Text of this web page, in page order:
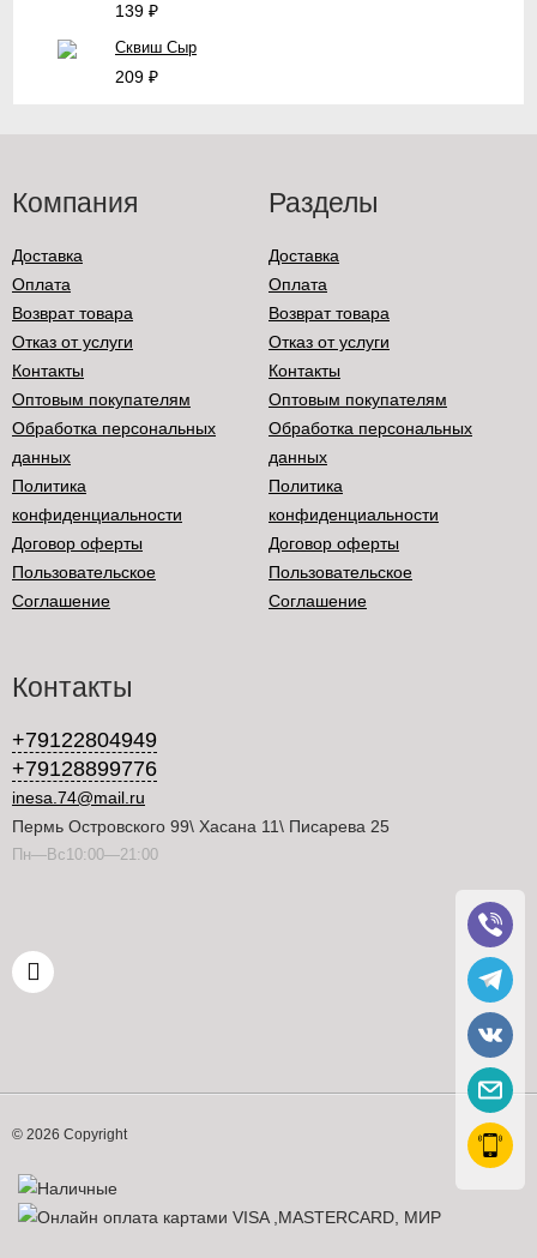
139 ₽
Сквиш Сыр
209 ₽
Компания
Доставка
Оплата
Возврат товара
Отказ от услуги
Контакты
Оптовым покупателям
Обработка персональных
данных
Политика
конфиденциальности
Договор оферты
Пользовательское
Соглашение
Разделы
Доставка
Оплата
Возврат товара
Отказ от услуги
Контакты
Оптовым покупателям
Обработка персональных
данных
Политика
конфиденциальности
Договор оферты
Пользовательское
Соглашение
Контакты
+79122804949
+79128899776
inesa.74@mail.ru
Пермь Островского 99\ Хасана 11\ Писарева 25
Пн—Вс10:00—21:00
© 2026 Copyright